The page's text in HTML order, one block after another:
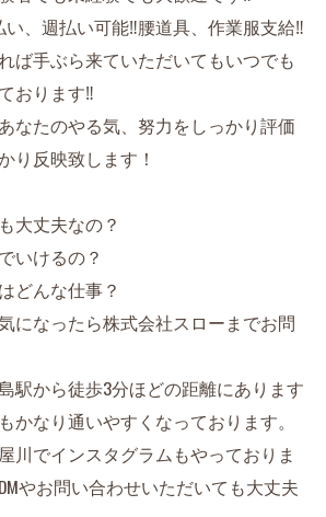
、週払い可能‼︎腰道具、作業服支給‼︎
ば手ぶら来ていただいてもいつでも
おります‼︎
なたのやる気、努力をしっかり評価
り反映致します！
大丈夫なの？
いけるの？
どんな仕事？
になったら株式会社スローまでお問
駅から徒歩3分ほどの距離にあります
かなり通いやすくなっております。
川でインスタグラムもやっておりま
やお問い合わせいただいても大丈夫